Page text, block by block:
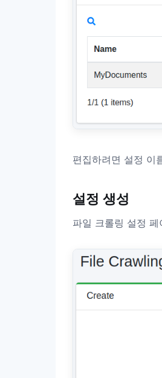
편집하려면 설정 이
설정 생성
파일 크롤링 설정